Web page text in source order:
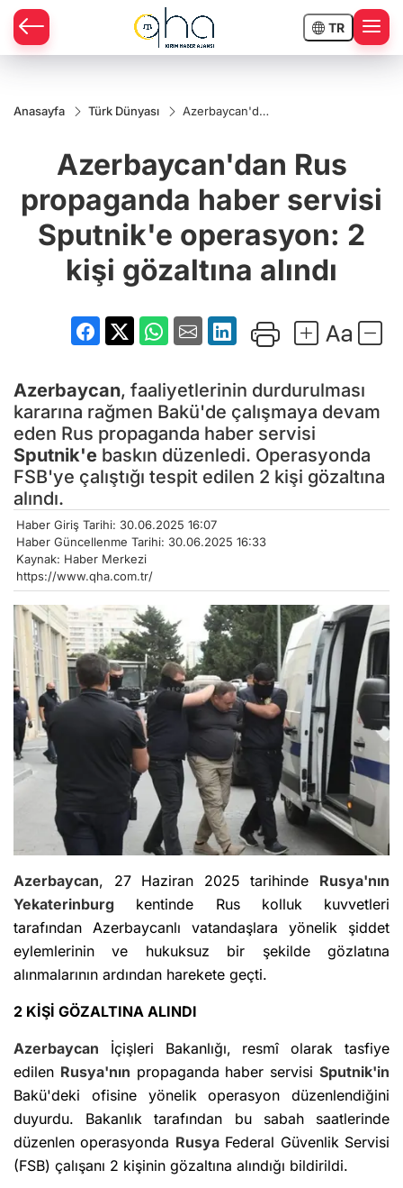
TR
Anasayfa Türk Dünyası
Azerbaycan'dan
haber servisi
Sputnik'e
kişi gözaltına
alındı
Azerbaycan'dan Rus
propaganda haber servisi
Sputnik'e operasyon: 2
kişi gözaltına alındı
Azerbaycan, faaliyetlerinin durdurulması
kararına rağmen Bakü'de çalışmaya devam
eden Rus propaganda haber servisi
Sputnik'e baskın düzenledi. Operasyonda
FSB'ye çalıştığı tespit edilen 2 kişi gözaltına
alındı.
Haber Giriş Tarihi: 30.06.2025 16:07
Haber Güncellenme Tarihi: 30.06.2025 16:33
Kaynak: Haber Merkezi
https://www.qha.com.tr/
Azerbaycan, 27 Haziran 2025 tarihinde Rusya'nın
Yekaterinburg kentinde Rus kolluk kuvvetleri
tarafından Azerbaycanlı vatandaşlara yönelik şiddet
eylemlerinin ve hukuksuz bir şekilde gözlatına
alınmalarının ardından harekete geçti.
2 KİŞİ GÖZALTINA ALINDI
Azerbaycan İçişleri Bakanlığı, resmî olarak tasfiye
edilen Rusya'nın propaganda haber servisiSputnik'in
Bakü'deki ofisine yönelik operasyon düzenlendiğini
duyurdu. Bakanlık tarafından bu sabah saatlerinde
düzenlen operasyonda RusyaFederal Güvenlik Servisi
(FSB) çalışanı 2 kişinin gözaltına alındığı bildirildi.